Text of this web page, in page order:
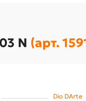
N (арт.
Dio DArte